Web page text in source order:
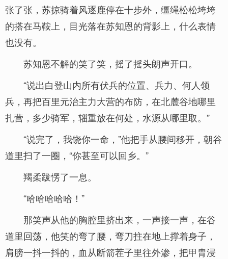
张了张，苏掠骑着风逐鹿停在十步外，缰绳松松垮垮
的搭在马鞍上，目光落在苏知恩的背影上，什么表情
也没有。
苏知恩不解的笑了笑，摇了摇头朗声开口。
“说出白登山内所有伏兵的位置、兵力、何人领
兵，再把百里元治主力大营的布防，在北麓谷地哪里
扎营，多少骑军，辎重放在何处，水源从哪里取。”
“说完了，我饶你一命，”他把手从腰间移开，朝谷
道里扫了一圈，“你甚至可以回乡。”
羯柔跋愣了一息。
“哈哈哈哈哈！”
那笑声从他的胸腔里挤出来，一声接一声，在谷
道里回荡，他笑的弯了腰，弯刀拄在地上撑着身子，
肩膀一抖一抖的，血从断箭茬子里往外渗，把甲胄浸